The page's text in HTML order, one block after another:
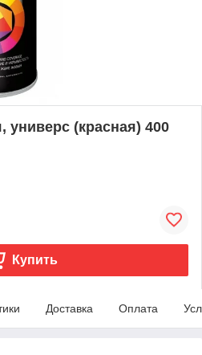
универс (красная) 400
Купить
Доставка Оплата